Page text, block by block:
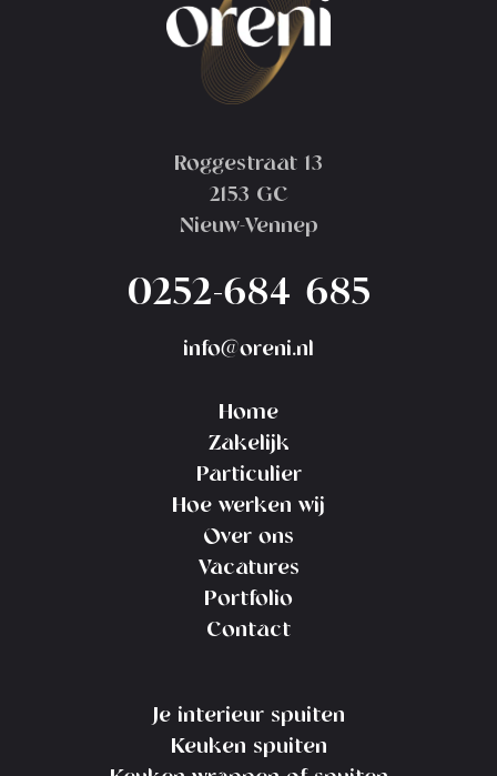
Roggestraat 13
2153 GC
Nieuw-Vennep
0252-684 685
info@oreni.nl
Home
Zakelijk
Particulier
Hoe werken wij
Over ons
Vacatures
Portfolio
Contact
Je interieur spuiten
Keuken spuiten